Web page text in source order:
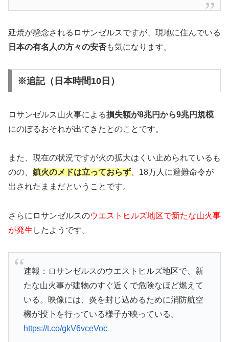
延焼が懸念されるロサンゼルスですが、現地に住んでいる
日本の有名人の方々の安否も気になります。
※追記（日本時間10日）
ロサンゼルス山火事による損失額が8兆円から9兆円規模
にのぼるおそれが出てきたとのことです。
また、現在の状況ですが火の拡大はくい止められているも
のの、 鎮火のメドは立っておらず、18万人に避難命令が
出されたままだということです。
さらにロサンゼルスのウエストヒルズ地区で新たな山火事
が発生 したようです。
速報：ロサンゼルスのウエストヒルズ地区で、新
たな山火事が建物のすぐ近くで危険なほど燃えて
いる。映像には、炎を封じ込めるために消防航空
機が投下を行っている様子が映っている。
https://t.co/gkV6vceVoc